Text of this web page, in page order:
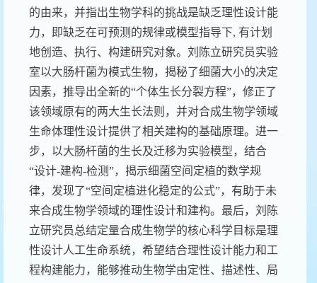
的由来，并指出生物学科的挑战是缺乏理性设计能
力，即缺乏在可预测的规律或模型指导下, 有计划
地创造、执行、构建研究对象。刘陈立研究员实验
室以大肠杆菌为模式生物，揭秘了细菌大小的决定
因素，推导出全新的“个体生长分裂方程”，修正了
该领域原有的两大生长法则，并对合成生物学领域
生命体理性设计提供了相关建构的基础原理。进一
步，以大肠杆菌的生长及迁移为实验模型，结合
“设计-建构-检测”，揭示细菌空间定植的数学规
律，发现了“空间定植进化稳定的公式”，有助于未
来合成生物学领域的理性设计和建构。最后，刘陈
立研究员总结定量合成生物学的核心科学目标是理
性设计人工生命系统，希望结合理性设计能力和工
程构建能力，能够推动生物学由定性、描述性、局